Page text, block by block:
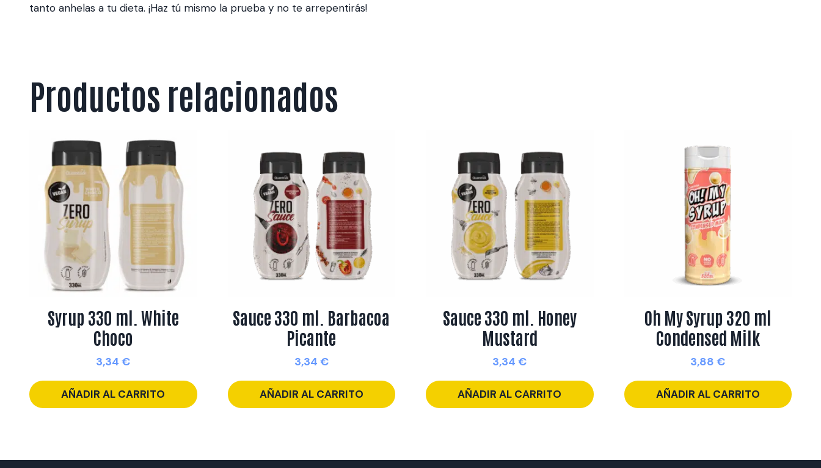
tanto anhelas a tu dieta. ¡Haz tú mismo la prueba y no te arrepentirás!
Productos relacionados
Syrup 330 ml. White
Choco
3,34€
AÑADIR AL CARRITO
Sauce 330 ml. Barbacoa
Picante
3,34 €
AÑADIR AL CARRITO
Sauce 330 ml. Honey
Mustard
3,34€
AÑADIR AL CARRITO
Oh My Syrup 320 ml
Condensed Milk
3,88€
AÑADIR AL CARRITO